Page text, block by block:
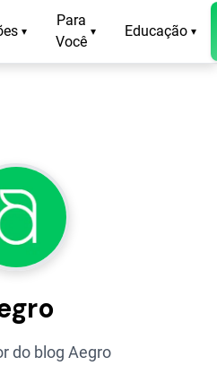
▾
Para
Você
▾ Educação ▾
do blog Aegro